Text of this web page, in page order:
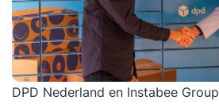
DPD Nederland en Instabee Group